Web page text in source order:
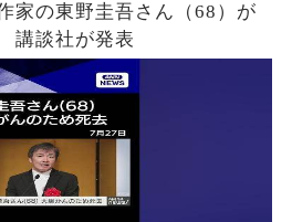
家の東野圭吾さん（68）が
講談社が発表